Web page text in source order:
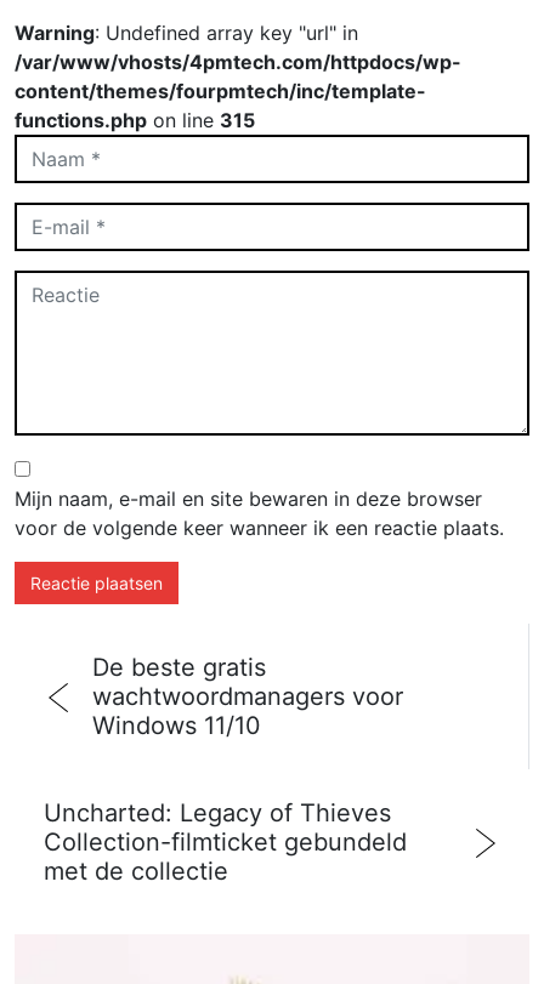
Warning: Undefined array key "url" in
/var/www/vhosts/4pmtech.com/httpdocs/wp-
content/themes/fourpmtech/inc/template-
functions.php on line 315
Mijn naam, e-mail en site bewaren in deze browser
voor de volgende keer wanneer ik een reactie plaats.
De beste gratis
wachtwoordmanagers voor
Windows 11/10
Uncharted: Legacy of Thieves
Collection-filmticket gebundeld
met de collectie